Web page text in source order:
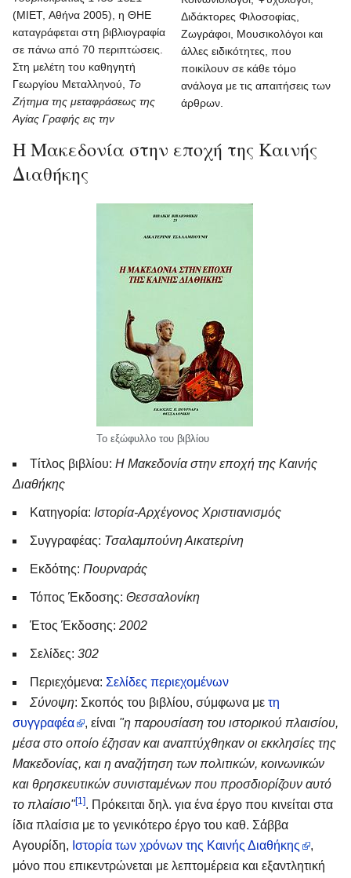
(ΜΙΕΤ, Αθήνα 2005), η ΘΗΕ
καταγράφεται στη βιβλιογραφία
σε πάνω από 70 περιπτώσεις.
Στη μελέτη του καθηγητή
Γεωργίου Μεταλληνού, Το
Ζήτημα της μεταφράσεως της
Αγίας Γραφής εις την
Διδάκτορες Φιλοσοφίας,
Ζωγράφοι, Μουσικολόγοι και
άλλες ειδικότητες, που
ποικίλουν σε κάθε τόμο
ανάλογα με τις απαιτήσεις των
άρθρων.
Η Μακεδονία στην εποχή της Καινής
Διαθήκης‎
Το εξώφυλλο του βιβλίου
Τίτλος βιβλίου: Η Μακεδονία στην εποχή της Καινής
Διαθήκης
Κατηγορία: Ιστορία-Αρχέγονος Χριστιανισμός
Συγγραφέας: Τσαλαμπούνη Αικατερίνη
Εκδότης: Πουρναράς
Τόπος Έκδοσης: Θεσσαλονίκη
Έτος Έκδοσης: 2002
Σελίδες: 302
Περιεχόμενα: Σελίδες περιεχομένων
Σύνοψη: Σκοπός του βιβλίου, σύμφωνα με τη
συγγραφέα
, είναι "η παρουσίαση του ιστορικού πλαισίου,
μέσα στο οποίο έζησαν και αναπτύχθηκαν οι εκκλησίες της
Μακεδονίας, και η αναζήτηση των πολιτικών, κοινωνικών
και θρησκευτικών συνισταμένων που προσδιορίζουν αυτό
το πλαίσιο"[1]. Πρόκειται δηλ. για ένα έργο που κινείται στα
ίδια πλαίσια με το γενικότερο έργο του καθ. Σάββα
Αγουρίδη, Ιστορία των χρόνων της Καινής Διαθήκης
,
μόνο που επικεντρώνεται με λεπτομέρεια και εξαντλητική